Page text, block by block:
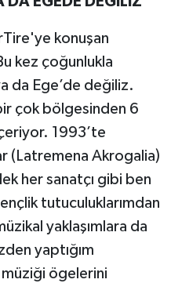
konuşan
kez çoğunlukla
da Ege’de değiliz.
çok bölgesinden 6
1993’te
(Latremena Akrogalia)
her sanatçı gibi ben
tutuculuklarımdan
yaklaşımlara da
yaptığım
ögelerini